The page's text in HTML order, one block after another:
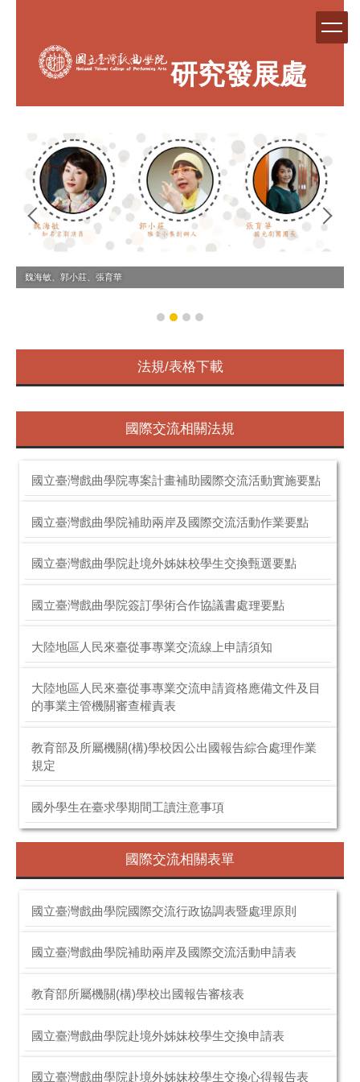
研究發展處
魏海敏、郭小莊、張育華
法規/表格下載
國際交流相關法規
國立臺灣戲曲學院專案計畫補助國際交流活動實施要點
國立臺灣戲曲學院補助兩岸及國際交流活動作業要點
國立臺灣戲曲學院赴境外姊妹校學生交換甄選要點
國立臺灣戲曲學院簽訂學術合作協議書處理要點
大陸地區人民來臺從事專業交流線上申請須知
大陸地區人民來臺從事專業交流申請資格應備文件及目
的事業主管機關審查權責表
教育部及所屬機關(構)學校因公出國報告綜合處理作業
規定
國外學生在臺求學期間工讀注意事項
國際交流相關表單
國立臺灣戲曲學院國際交流行政協調表暨處理原則
國立臺灣戲曲學院補助兩岸及國際交流活動申請表
教育部所屬機關(構)學校出國報告審核表
國立臺灣戲曲學院赴境外姊妹校學生交換申請表
國立臺灣戲曲學院赴境外姊妹校學生交換心得報告表